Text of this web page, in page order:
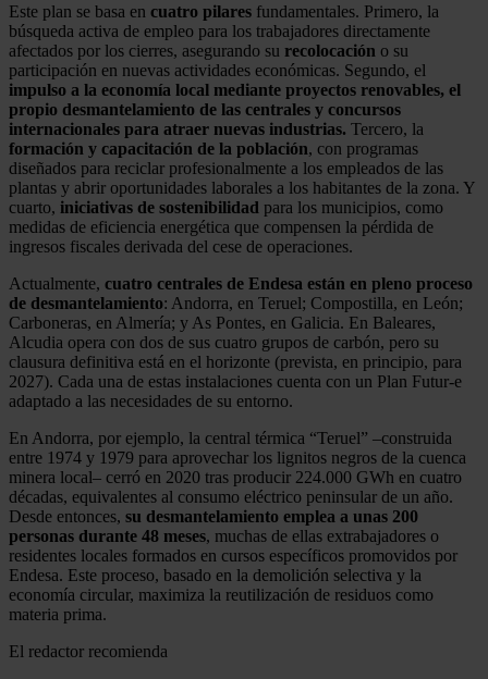
Este plan se basa en cuatro pilares fundamentales. Primero, la
búsqueda activa de empleo para los trabajadores directamente
afectados por los cierres, asegurando su recolocación o su
participación en nuevas actividades económicas. Segundo, el
impulso a la economía local mediante proyectos renovables, el
propio desmantelamiento de las centrales y concursos
internacionales para atraer nuevas industrias. Tercero, la
formación y capacitación de la población, con programas
diseñados para reciclar profesionalmente a los empleados de las
plantas y abrir oportunidades laborales a los habitantes de la zona. Y
cuarto, iniciativas de sostenibilidad para los municipios, como
medidas de eficiencia energética que compensen la pérdida de
ingresos fiscales derivada del cese de operaciones.
Actualmente, cuatro centrales de Endesa están en pleno proceso
de desmantelamiento: Andorra, en Teruel; Compostilla, en León;
Carboneras, en Almería; y As Pontes, en Galicia. En Baleares,
Alcudia opera con dos de sus cuatro grupos de carbón, pero su
clausura definitiva está en el horizonte (prevista, en principio, para
2027). Cada una de estas instalaciones cuenta con un Plan Futur-e
adaptado a las necesidades de su entorno.
En Andorra, por ejemplo, la central térmica “Teruel” –construida
entre 1974 y 1979 para aprovechar los lignitos negros de la cuenca
minera local– cerró en 2020 tras producir 224.000 GWh en cuatro
décadas, equivalentes al consumo eléctrico peninsular de un año.
Desde entonces, su desmantelamiento emplea a unas 200
personas durante 48 meses, muchas de ellas extrabajadores o
residentes locales formados en cursos específicos promovidos por
Endesa. Este proceso, basado en la demolición selectiva y la
economía circular, maximiza la reutilización de residuos como
materia prima.
El redactor recomienda